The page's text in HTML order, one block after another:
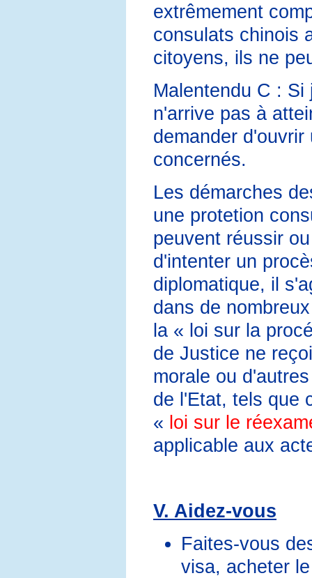
extrêmement
consulats chinois
citoyens, ils ne
Malentendu C :
n'arrive pas à
demander
concernés.
Les démarches
une protetion
peuvent réussir
d'intenter un
diplomatique, il
dans de
la « loi sur la
de Justice ne
morale ou
de l'Etat, tels que
« loi sur le
applicable aux
V. Aidez-vous
Faites-vous
visa, acheter